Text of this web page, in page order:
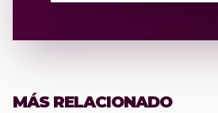
MÁS RELACIONADO